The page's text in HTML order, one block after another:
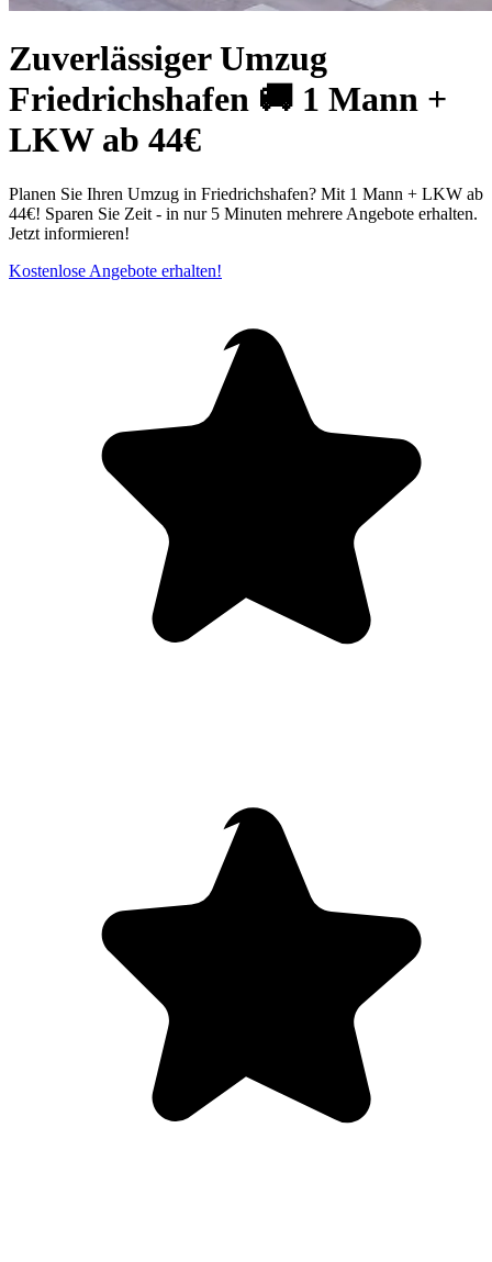
Zuverlässiger Umzug
Friedrichshafen 🚚 1 Mann +
LKW ab 44€
Planen Sie Ihren Umzug in Friedrichshafen? Mit 1 Mann + LKW ab
44€! Sparen Sie Zeit - in nur 5 Minuten mehrere Angebote erhalten.
Jetzt informieren!
Kostenlose Angebote erhalten!